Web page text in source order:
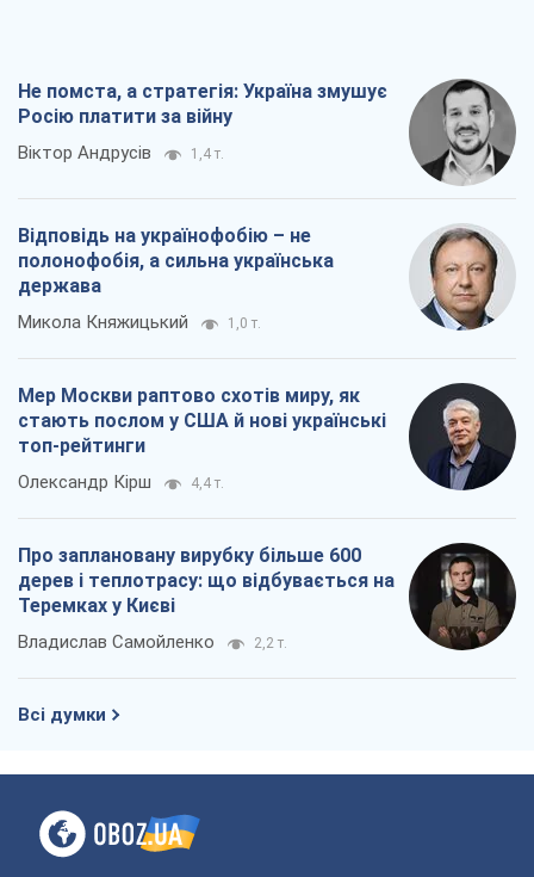
Не помста, а стратегія: Україна змушує
Росію платити за війну
Віктор Андрусів 1,4 т.
Відповідь на українофобію – не
полонофобія, а сильна українська
держава
Микола Княжицький 1,0 т.
Мер Москви раптово схотів миру, як
стають послом у США й нові українські
топ-рейтинги
Олександр Кірш 4,4 т.
Про заплановану вирубку більше 600
дерев і теплотрасу: що відбувається на
Теремках у Києві
Владислав Самойленко 2,2 т.
Всі думки